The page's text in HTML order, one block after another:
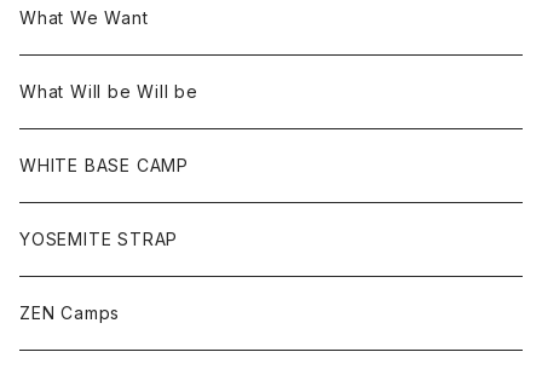
What We Want
What Will be Will be
WHITE BASE CAMP
YOSEMITE STRAP
ZEN Camps